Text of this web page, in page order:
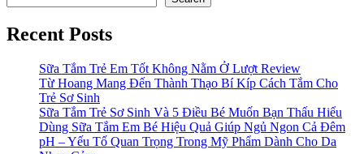
Recent Posts
Sữa Tắm Trẻ Em Tốt Không Nằm Ở Lượt Review
Từ Hoang Mang Đến Thành Thạo Bí Kíp Cách Tắm Cho
Trẻ Sơ Sinh
Sữa Tắm Trẻ Sơ Sinh Và 5 Điều Bé Muốn Bạn Thấu Hiểu
Dùng Sữa Tắm Em Bé Hiệu Quả Giúp Ngủ Ngon Cả Đêm
pH – Yếu Tố Quan Trọng Trong Mỹ Phẩm Dành Cho Da